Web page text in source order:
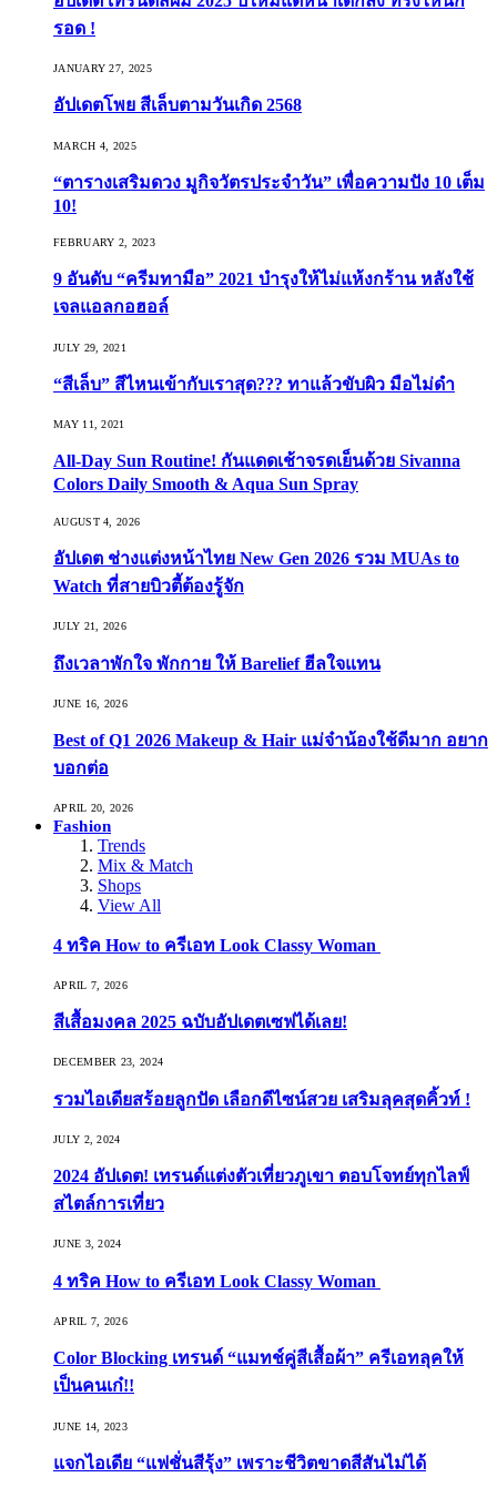
รอด !
JANUARY 27, 2025
อัปเดตโพย สีเล็บตามวันเกิด 2568
MARCH 4, 2025
“ตารางเสริมดวง มูกิจวัตรประจำวัน” เพื่อความปัง 10 เต็ม
10!
FEBRUARY 2, 2023
9 อันดับ “ครีมทามือ” 2021 บำรุงให้ไม่แห้งกร้าน หลังใช้
เจลแอลกอฮอล์
JULY 29, 2021
“สีเล็บ” สีไหนเข้ากับเราสุด??? ทาแล้วขับผิว มือไม่ดำ
MAY 11, 2021
All-Day Sun Routine! กันแดดเช้าจรดเย็นด้วย Sivanna
Colors Daily Smooth & Aqua Sun Spray
AUGUST 4, 2026
อัปเดต ช่างแต่งหน้าไทย New Gen 2026 รวม MUAs to
Watch ที่สายบิวตี้ต้องรู้จัก
JULY 21, 2026
ถึงเวลาพักใจ พักกาย ให้ Barelief ฮีลใจแทน
JUNE 16, 2026
Best of Q1 2026 Makeup & Hair แม่จ๋าน้องใช้ดีมาก อยาก
บอกต่อ
APRIL 20, 2026
Fashion
Trends
Mix & Match
Shops
View All
4 ทริค How to ครีเอท Look Classy Woman
APRIL 7, 2026
สีเสื้อมงคล 2025 ฉบับอัปเดตเซฟได้เลย!
DECEMBER 23, 2024
รวมไอเดียสร้อยลูกปัด เลือกดีไซน์สวย เสริมลุคสุดคิ้วท์ !
JULY 2, 2024
2024 อัปเดต! เทรนด์แต่งตัวเที่ยวภูเขา ตอบโจทย์ทุกไลฟ์
สไตล์การเที่ยว
JUNE 3, 2024
4 ทริค How to ครีเอท Look Classy Woman
APRIL 7, 2026
Color Blocking เทรนด์ “แมทช์คู่สีเสื้อผ้า” ครีเอทลุคให้
เป็นคนเก๋!!
JUNE 14, 2023
แจกไอเดีย “แฟชั่นสีรุ้ง” เพราะชีวิตขาดสีสันไม่ได้